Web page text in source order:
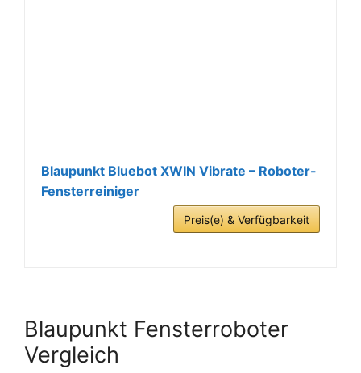
Blaupunkt Bluebot XWIN Vibrate – Roboter-
Fensterreiniger
Preis(e) & Verfügbarkeit
Blaupunkt Fensterroboter
Vergleich